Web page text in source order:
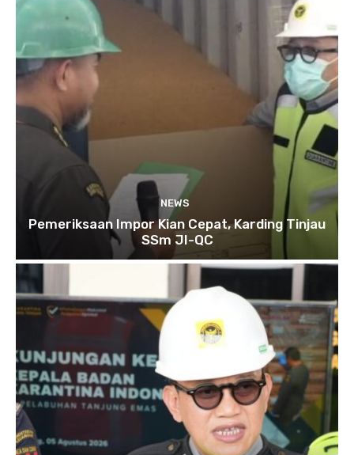
NEWS
Pemeriksaan Impor Kian Cepat, Karding Tinjau
SSm JI-QC